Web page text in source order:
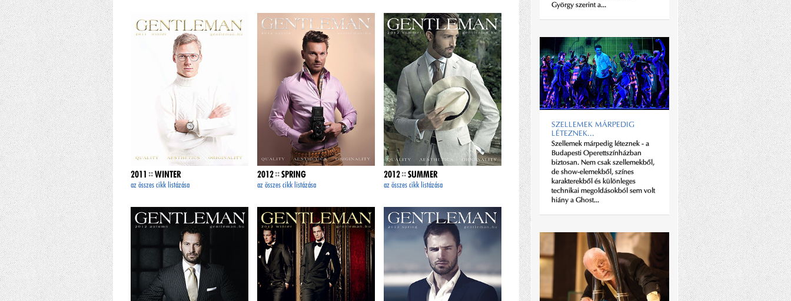
2011 ::WINTER
az összes cikk listázása
2012::SPRING
az összes cikk listázása
2012::SUMMER
az összes cikk listázása
György szerint a...
SZELLEMEK MÁRPEDIG
LÉTEZNEK...
Szellemek márpedig léteznek - a
Budapesti Operettszínházban
biztosan. Nem csak szellemekből,
de show-elemekből, színes
karakterekből és különleges
technikai megoldásokból sem volt
hiány a Ghost...
DR MÁRIÁS
A Tudósok zenekar csodálatos
fegyver a csínytevésekhez – állítja
dr Máriás Béla, akitől amúgy sem
áll távol, hogy borsot törjön az
emberiség orra alá. Nemcsak
zenéjével teszi ezt, hanem
merész...